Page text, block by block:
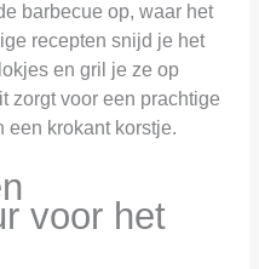
barbecue op, waar het
recepten snijd je het
en gril je ze op
zorgt voor een prachtige
een krokant korstje.
voor het